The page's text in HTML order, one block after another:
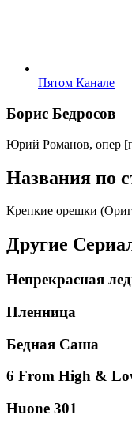
Пятом Канале
Борис Бедросов
Юрий Романов, опер
Названия по
Крепкие орешки
Другие
Непрекрасная
Пленница
Бедная Саша
6 From High &
Huone 301